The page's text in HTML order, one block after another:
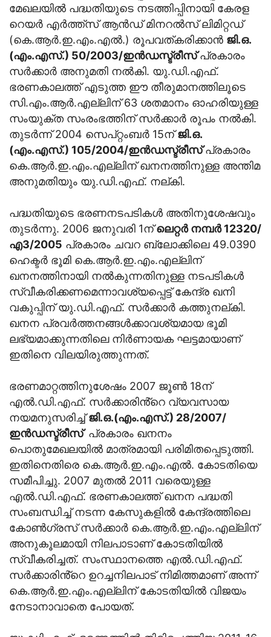
മേഖലയിൽ പദ്ധതിയുടെ നടത്തിപ്പിനായി കേരള
റെയർ എർത്ത്‌സ് ആൻഡ് മിനറൽസ് ലിമിറ്റഡ്
(കെ.ആർ.ഇ.എം.എൽ.) രൂപവത്കരിക്കാൻ ജി.ഒ.
(എം.എസ്.) 50/2003/ഇൻഡസ്ട്രീസ്പ്രകാരം
സർക്കാർ അനുമതി നൽകി. യു.ഡി.എഫ്.
ഭരണകാലത്ത് എടുത്ത ഈ തീരുമാനത്തിലൂടെ
സി.എം.ആർ.എല്ലിന് 63 ശതമാനം ഓഹരിയുള്ള
സംയുക്ത സംരംഭത്തിന് സ‍ർക്കാർ രൂപം നൽകി.
തുടർന്ന് 2004 സെപ്റ്റംബർ 15ന്ജി.ഒ.
(എം.എസ്.) 105/2004/ഇൻഡസ്ട്രീസ്പ്രകാരം
കെ.ആർ.ഇ.എം.എല്ലിന് ഖനനത്തിനുള്ള അന്തിമ
അനുമതിയും യു.ഡി.എഫ്. നല്കി.
പദ്ധതിയുടെ ഭരണനടപടികൾ അതിനുശേഷവും
തുടർന്നു. 2006 ജനുവരി 1ന്ലെറ്റർ നമ്പ‌ർ 12320/
എ3/2005 പ്രകാരം ചവറ ബ്ലോക്കിലെ 49.0390
ഹെക്ടർ ഭൂമി കെ.ആർ.ഇ.എം.എല്ലിന്
ഖനനത്തിനായി നൽകുന്നതിനുള്ള നടപടികൾ
സ്വീകരിക്കണമെന്നാവശ്യപ്പെട്ട് കേന്ദ്ര ഖനി
വകുപ്പിന് യു.ഡി.എഫ്. സർക്കാർ കത്തുനല്കി.
ഖനന പ്രവർത്തനങ്ങൾക്കാവശ്യമായ ഭൂമി
ലഭ്യമാക്കുന്നതിലെ നിർണായക ഘട്ടമായാണ്
ഇതിനെ വിലയിരുത്തുന്നത്.
ഭരണമാറ്റത്തിനുശേഷം 2007 ജൂൺ 18ന്
എൽ.ഡി.എഫ്. സർക്കാരിൻ്റെ വ്യവസായ
നയമനുസരിച്ച്ജി.ഒ.(എം.എസ്.) 28/2007/
ഇൻഡസ്ട്രീസ്പ്രകാരം ഖനനം
പൊതുമേഖലയിൽ മാത്രമായി പരിമിതപ്പെടുത്തി.
ഇതിനെതിരെ കെ.ആർ.ഇ.എം.എൽ. കോടതിയെ
സമീപിച്ചു. 2007 മുതൽ 2011 വരെയുള്ള
എൽ.ഡി.എഫ്. ഭരണകാലത്ത് ഖനന പദ്ധതി
സംബന്ധിച്ച് നടന്ന കേസുകളിൽ കേന്ദ്രത്തിലെ
കോൺഗ്രസ് സ‍ര്‍ക്കാർ കെ.ആർ.ഇ.എം.എല്ലിന്
അനുകൂലമായി നിലപാടാണ് കോടതിയിൽ
സ്വീകരിച്ചത്. സംസ്ഥാനത്തെ എൽ.ഡി.എഫ്.
സര്‍ക്കാരിൻ്റെ ഉറച്ചനിലപാട് നിമിത്തമാണ് അന്ന്
കെ.ആർ.ഇ.എം.എല്ലിന് കോടതിയിൽ വിജയം
നേടാനാവാതെ പോയത്.